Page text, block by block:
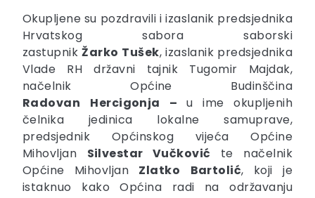
Okupljene su pozdravili i izaslanik predsjednika
Hrvatskog sabora saborski
zastupnikŽarko Tušek, izaslanik predsjednika
Vlade RH državni tajnik Tugomir Majdak,
načelnik Općine Budinščina
Radovan
Hercigonja – u ime okupljenih
čelnika jedinica lokalne samuprave,
predsjednik Općinskog vijeća Općine
Mihovljan Silvestar Vučković te načelnik
Općine Mihovljan Zlatko Bartolić, koji je
istaknuo kako Općina radi na održavanju